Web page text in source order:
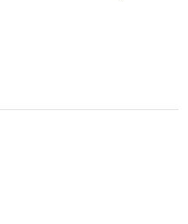
dans le quartier.